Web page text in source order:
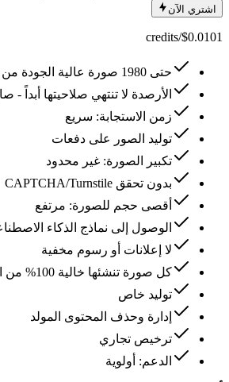
اشتري الآن
$0.0101/credits
حتى 1980 صورة عالية الجودة من نانو بنانا الذكي
الأرصدة لا تنتهي صلاحيتها أبداً -
زمن الاستجابة: سريع
توليد الصور على دفعات
تكبير الصورة: غير محدود
بدون تحقق CAPTCHA/Turnstile
أقصى حجم للصورة: مرتفع
الوصول إلى نماذج الذكاء
لا إعلانات أو رسوم مخفية
كل صورة تنشئها خالية 100% من العلامة المائية
توليد خاص
إدارة وحذف المحتوى المولد
ترخيص تجاري
الدعم: أولوية